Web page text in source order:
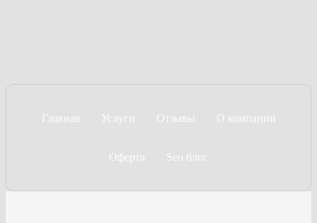
Главная Услуги Отзывы О компании
Оферта Seo блог